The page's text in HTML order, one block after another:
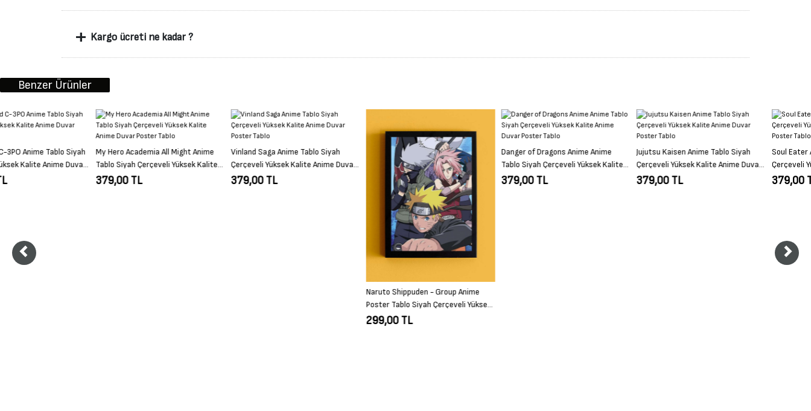
+ Kargo ücreti ne kadar ?
Benzer Ürünler
My Hero Academia All Might Anime
Tablo Siyah Çerçeveli Yüksek Kalite
Anime Duvar Poster Tablo
379,00 TL
Vinland Saga Anime Tablo Siyah
Çerçeveli Yüksek Kalite Anime Duvar
Poster Tablo
379,00 TL
Naruto Shippuden - Group Anime
Poster Tablo Siyah Çerçeveli Yüksek
Danger of Dragons Anime Anime
Tablo Siyah Çerçeveli Yüksek Kalite
Anime Duvar Poster Tablo
379,00 TL
Jujutsu Kaisen Anime Tablo Siyah
Çerçeveli Yüksek Kalite Anime Duvar
Poster Tablo
379,00 TL
Soul Eater Anime Tablo Siyah
Çerçeveli Yüksek Kalite Anime Duvar
Poster Tablo
379,00 TL